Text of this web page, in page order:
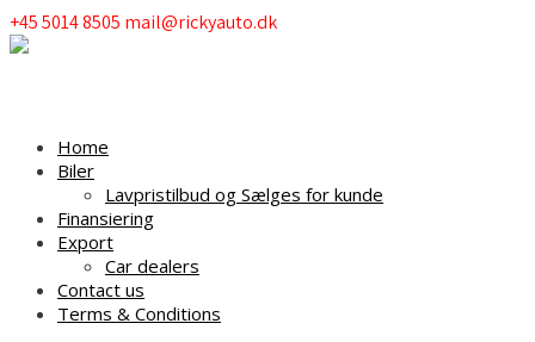
+45 5014 8505 mail@rickyauto.dk
Home
Biler
Lavpristilbud og Sælges for kunde
Finansiering
Export
Car dealers
Contact us
Terms & Conditions